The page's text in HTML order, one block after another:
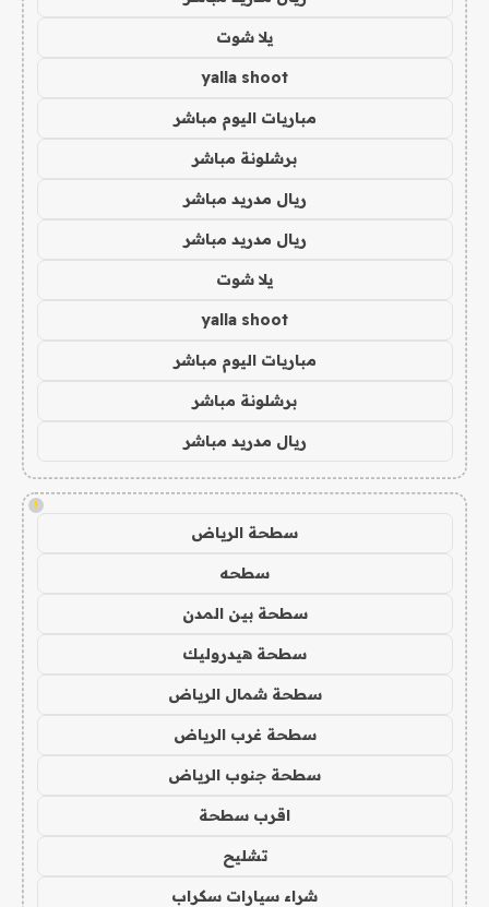
يلا شوت
yalla shoot
مباريات اليوم مباشر
برشلونة مباشر
ريال مدريد مباشر
ريال مدريد مباشر
يلا شوت
yalla shoot
مباريات اليوم مباشر
برشلونة مباشر
ريال مدريد مباشر
!
سطحة الرياض
سطحه
سطحة بين المدن
سطحة هيدروليك
سطحة شمال الرياض
سطحة غرب الرياض
سطحة جنوب الرياض
اقرب سطحة
تشليح
شراء سيارات سكراب